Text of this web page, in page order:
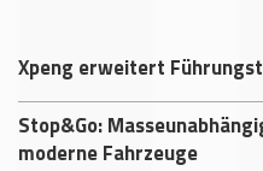
Xpeng erweitert
Stop&Go:
moderne Fahrzeuge